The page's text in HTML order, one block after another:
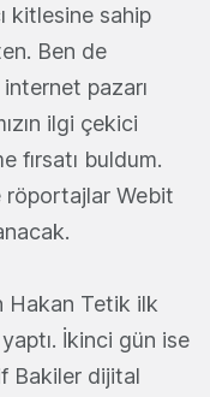
kitlesine sahip
Ben de
pazarı
ilgi çekici
fırsatı buldum.
röportajlar Webit
Hakan Tetik ilk
yaptı. İkinci gün ise
Bakiler dijital